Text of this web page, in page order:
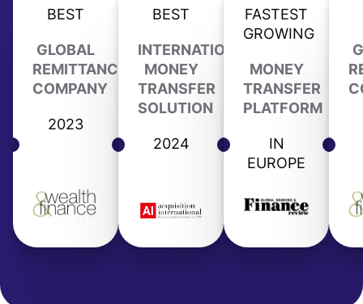
BEST
GLOBAL
REMITTANCE
COMPANY
2023
BEST
INTERNATIONAL
MONEY
TRANSFER
SOLUTION
2024
FASTEST
GROWING
MONEY
TRANSFER
PLATFORM
IN
EUROPE